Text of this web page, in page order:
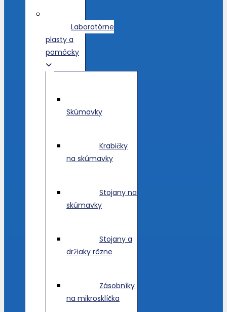
Laboratórne
plasty a
pomôcky
Skúmavky
Krabičky
na skúmavky
Stojany na
skúmavky
Stojany a
držiaky rôzne
Zásobníky
na mikrosklíčka